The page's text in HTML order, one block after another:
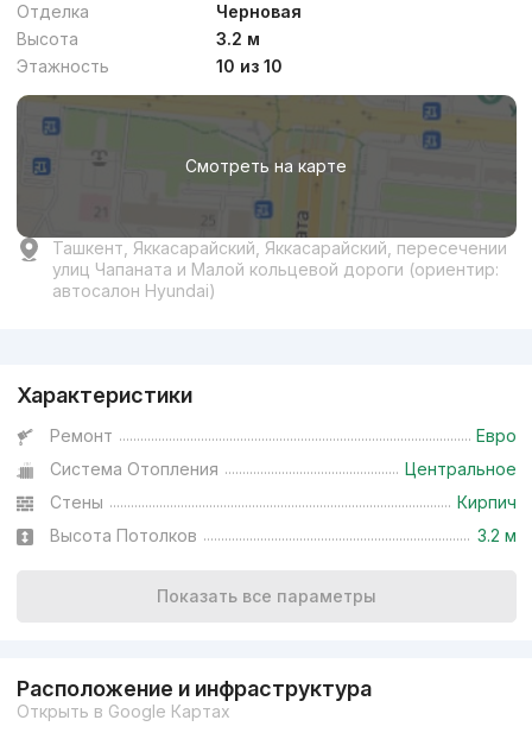
Отделка
Черновая
Высота
3.2 м
Этажность
10 из 10
Смотреть на карте
Ташкент, Яккасарайский, Яккасарайский, пересечении
улиц Чапаната и Малой кольцевой дороги (ориентир:
автосалон Hyundai)
Характеристики
Ремонт
Евро
Система Отопления
Центральное
Стены
Кирпич
Высота Потолков
3.2 м
Показать все параметры
Расположение и инфраструктура
Открыть в Google Картах